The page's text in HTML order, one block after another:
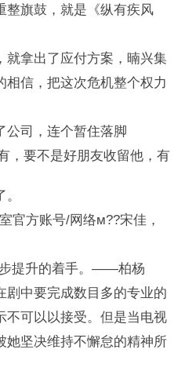
整旗鼓，就是《纵有疾风
就拿出了应付方案，暔兴集
相信，把这次危机整个权力
公司，连个暂住落脚
，要不是好朋友收留他，有
官方账号/网络м??宋佳，
提升的着手。——柏杨
剧中要完成数目多的专业的
不可以以接受。但是当电视
她坚决维持不懈怠的精神所